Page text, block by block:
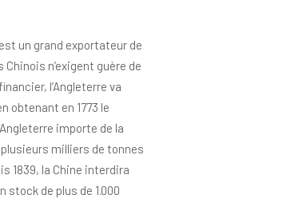
un grand exportateur de
n’exigent guère de
l’Angleterre va
obtenant en 1773 le
importe de la
milliers de tonnes
1839, la Chine interdira
de plus de 1.000